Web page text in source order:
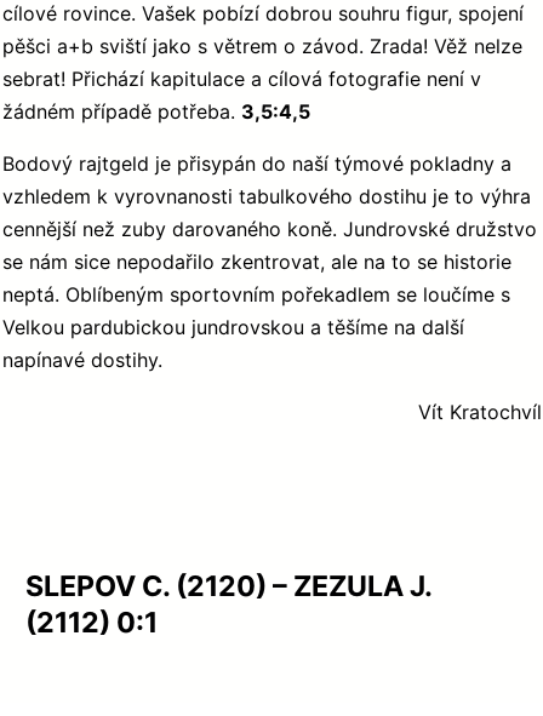
cílové rovince. Vašek pobízí dobrou souhru figur, spojení
pěšci a+b sviští jako s větrem o závod. Zrada! Věž nelze
sebrat! Přichází kapitulace a cílová fotografie není v
žádném případě potřeba. 3,5:4,5
Bodový rajtgeld je přisypán do naší týmové pokladny a
vzhledem k vyrovnanosti tabulkového dostihu je to výhra
cennější než zuby darovaného koně. Jundrovské družstvo
se nám sice nepodařilo zkentrovat, ale na to se historie
neptá. Oblíbeným sportovním pořekadlem se loučíme s
Velkou pardubickou jundrovskou a těšíme na další
napínavé dostihy.
Vít Kratochvíl
SLEPOV C. (2120) – ZEZULA J.
(2112) 0:1